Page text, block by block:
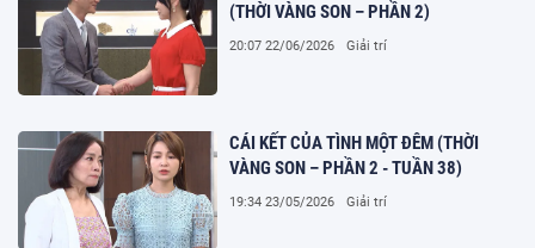
(THỜI VÀNG SON – PHẦN 2)
20:07 22/06/2026 Giải trí
CÁI KẾT CỦA TÌNH MỘT ĐÊM (THỜI
VÀNG SON – PHẦN 2 - TUẦN 38)
19:34 23/05/2026 Giải trí